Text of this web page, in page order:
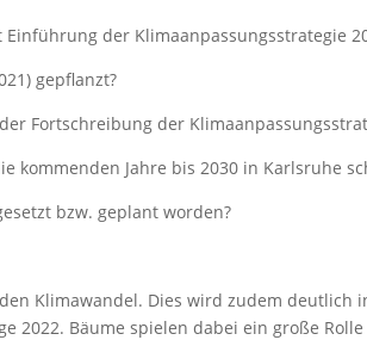
der Klimaanpassungsstrategie
gepflanzt?
Fortschreibung der
kommenden Jahre bis 2030 in Karlsruhe
bzw. geplant worden?
Klimawandel. Dies wird zudem
2022. Bäume spielen dabei ein große